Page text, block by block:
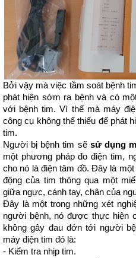
Bởi vậy mà việc tầm soát bệnh
phát hiện sớm ra bệnh và có
với bệnh tim. Vì thế mà máy
công cụ không thể thiếu để phát
tim.
Người bị bệnh tim sẽ sử dụng
một phương pháp đo điện tim,
cho nó là điện tâm đồ. Đây là
động của tim thông qua một
giữa ngực, cánh tay, chân của
Đây là một trong những xét
người bệnh, nó được thực hiện
không gây đau đớn tới người
máy điện tim đó là:
- Kiểm tra nhịp tim.